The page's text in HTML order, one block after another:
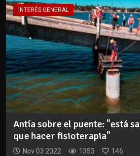
INTERÉS GENERAL
Antía sobre el puente: "está
que hacer fisioterapia"
Nov 03 2022 1353
146